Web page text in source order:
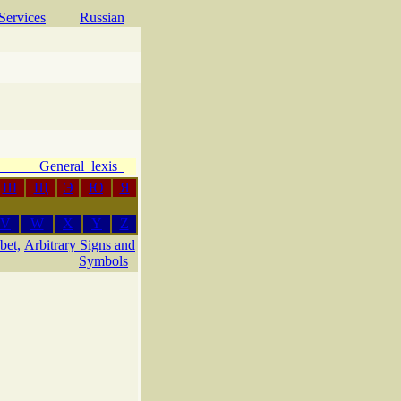
Services
Russian
General lexis
Ш Щ Э Ю
Я
V W X Y
Z
Arbitrary Signs and
Symbols